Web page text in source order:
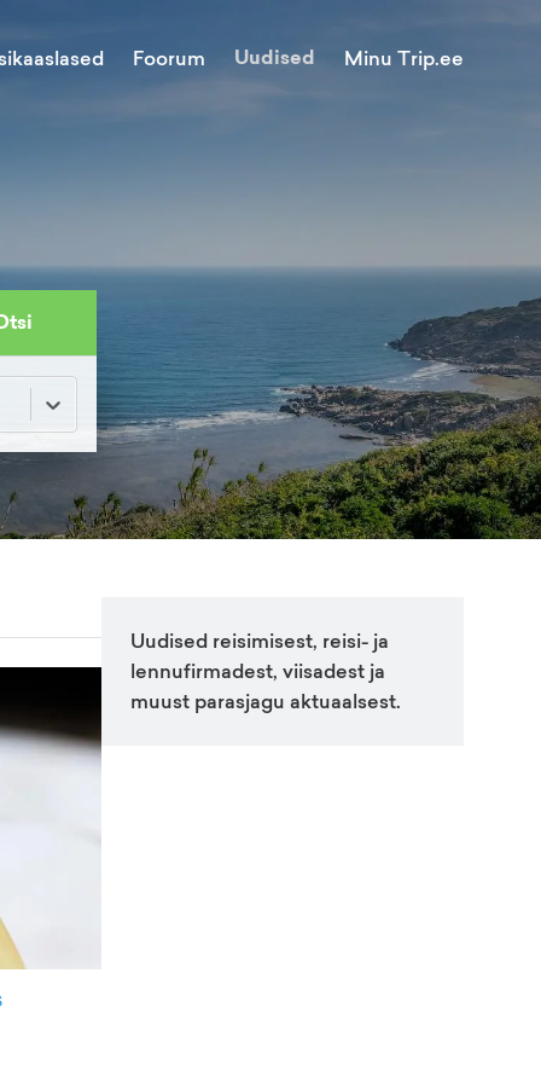
Foorum Uudised Minu Trip.ee
Uudised reisimisest, reisi- ja
lennufirmadest, viisadest ja
muust parasjagu aktuaalsest.